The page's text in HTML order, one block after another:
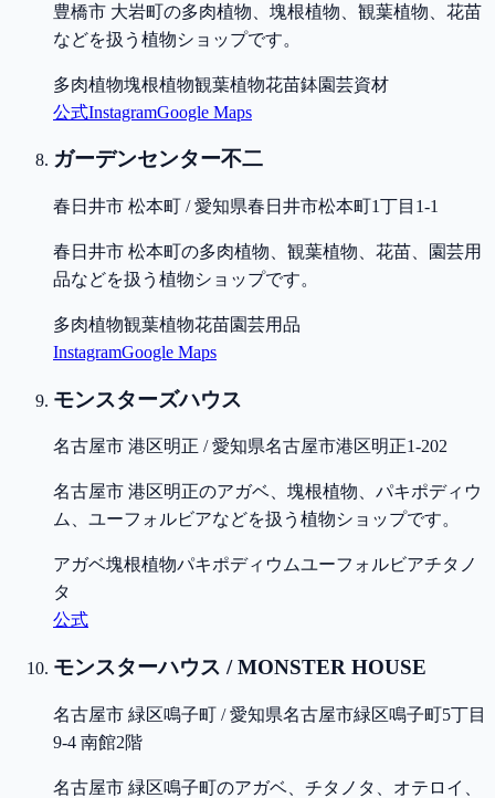
豊橋市 大岩町の多肉植物、塊根植物、観葉植物、花苗
などを扱う植物ショップです。
多肉植物塊根植物観葉植物花苗鉢園芸資材
公式InstagramGoogle Maps
ガーデンセンター不二
春日井市 松本町 / 愛知県春日井市松本町1丁目1-1
春日井市 松本町の多肉植物、観葉植物、花苗、園芸用
品などを扱う植物ショップです。
多肉植物観葉植物花苗園芸用品
InstagramGoogle Maps
モンスターズハウス
名古屋市 港区明正 / 愛知県名古屋市港区明正1-202
名古屋市 港区明正のアガベ、塊根植物、パキポディウ
ム、ユーフォルビアなどを扱う植物ショップです。
アガベ塊根植物パキポディウムユーフォルビアチタノ
タ
公式
モンスターハウス / MONSTER HOUSE
名古屋市 緑区鳴子町 / 愛知県名古屋市緑区鳴子町5丁目
9-4 南館2階
名古屋市 緑区鳴子町のアガベ、チタノタ、オテロイ、